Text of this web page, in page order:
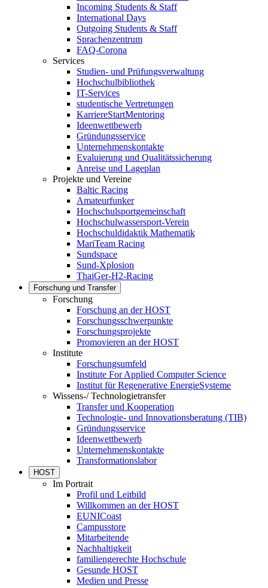
Incoming Students & Staff
International Days
Outgoing Students & Staff
Sprachenzentrum
FAQ-Corona
Services
Studien- und Prüfungsverwaltung
Hochschulbibliothek
IT-Services
studentische Vertretungen
KarriereStartMentoring
Ideenwettbewerb
Gründungsservice
Unternehmenskontakte
Evaluierung und Qualitätssicherung
Anreise und Lageplan
Projekte und Vereine
Baltic Racing
Amateurfunker
Hochschulsportgemeinschaft
Hochschulwassersport-Verein
Hochschuldidaktik Mathematik
MariTeam Racing
Sundspace
Sund-Xplosion
ThaiGer-H2-Racing
Forschung und Transfer
Forschung
Forschung an der HOST
Forschungsschwerpunkte
Forschungsprojekte
Promovieren an der HOST
Institute
Forschungsumfeld
Institute For Applied Computer Science
Institut für Regenerative EnergieSysteme
Wissens-/ Technologietransfer
Transfer und Kooperation
Technologie- und Innovationsberatung (TIB)
Gründungsservice
Ideenwettbewerb
Unternehmenskontakte
Transformationslabor
HOST
Im Portrait
Profil und Leitbild
Willkommen an der HOST
EUNICoast
Campusstore
Mitarbeitende
Nachhaltigkeit
familiengerechte Hochschule
Gesunde HOST
Medien und Presse